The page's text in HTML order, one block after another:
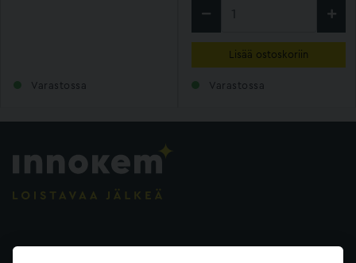
Varastossa Varastossa
Lisää ostoskoriin
Evästeasetukset